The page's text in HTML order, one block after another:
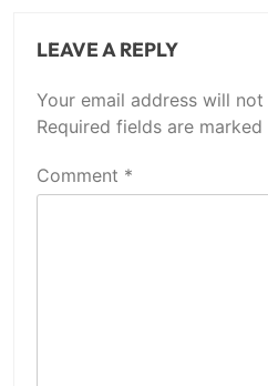
LEAVE A REPLY
Your email address will
Required fields are marked
Comment *